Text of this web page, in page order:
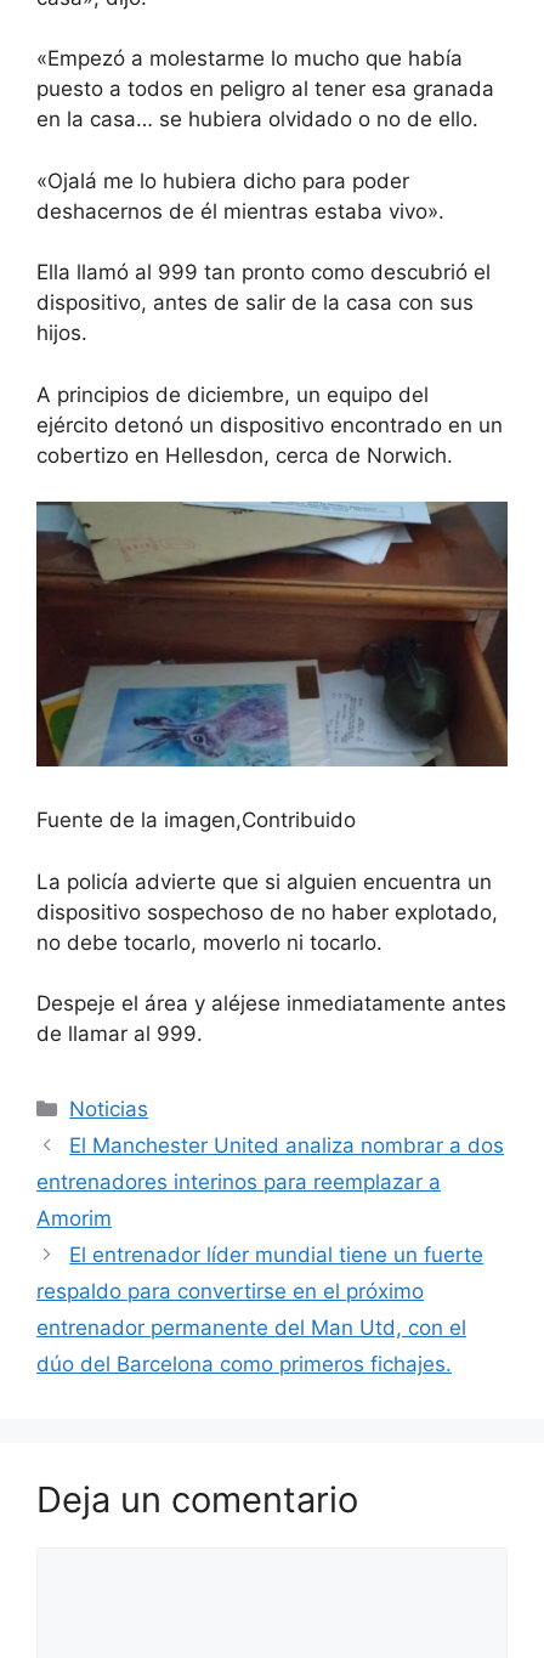
«Empezó a molestarme lo mucho que había
puesto a todos en peligro al tener esa granada
en la casa… se hubiera olvidado o no de ello.
«Ojalá me lo hubiera dicho para poder
deshacernos de él mientras estaba vivo».
Ella llamó al 999 tan pronto como descubrió el
dispositivo, antes de salir de la casa con sus
hijos.
A principios de diciembre, un equipo del
ejército detonó un dispositivo encontrado en un
cobertizo en Hellesdon, cerca de Norwich.
Fuente de la imagen,Contribuido
La policía advierte que si alguien encuentra un
dispositivo sospechoso de no haber explotado,
no debe tocarlo, moverlo ni tocarlo.
Despeje el área y aléjese inmediatamente antes
de llamar al 999.
Categorías
Noticias
El Manchester United analiza nombrar a dos
entrenadores interinos para reemplazar a
Amorim
El entrenador líder mundial tiene un fuerte
respaldo para convertirse en el próximo
entrenador permanente del Man Utd, con el
dúo del Barcelona como primeros fichajes.
Deja un comentario